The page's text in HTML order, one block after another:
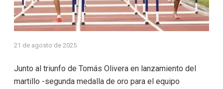
21 de agosto de 2025
Junto al triunfo de Tomás Olivera en lanzamiento del
martillo -segunda medalla de oro para el equipo